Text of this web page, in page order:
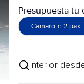
Presupuesta tu
Camarote 2 pax
Interior